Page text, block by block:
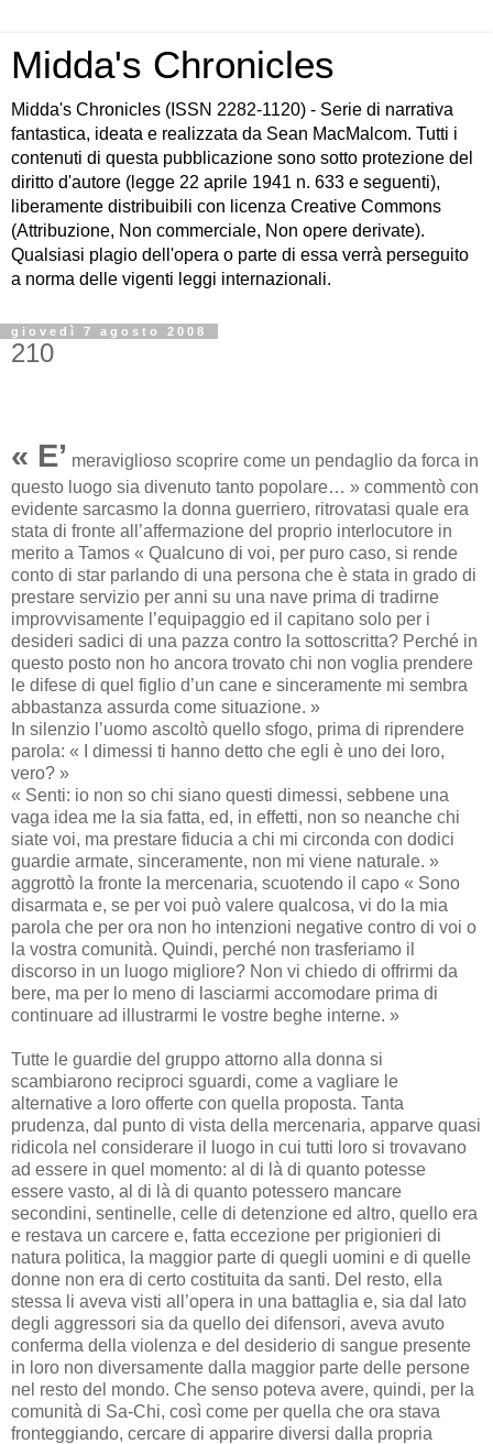
Midda's Chronicles
Midda's Chronicles (ISSN 2282-1120) - Serie di narrativa
fantastica, ideata e realizzata da Sean MacMalcom. Tutti i
contenuti di questa pubblicazione sono sotto protezione del
diritto d'autore (legge 22 aprile 1941 n. 633 e seguenti),
liberamente distribuibili con licenza Creative Commons
(Attribuzione, Non commerciale, Non opere derivate).
Qualsiasi plagio dell'opera o parte di essa verrà perseguito
a norma delle vigenti leggi internazionali.
giovedì 7 agosto 2008
210
« E’ meraviglioso scoprire come un pendaglio da forca in
questo luogo sia divenuto tanto popolare… » commentò con
evidente sarcasmo la donna guerriero, ritrovatasi quale era
stata di fronte all’affermazione del proprio interlocutore in
merito a Tamos « Qualcuno di voi, per puro caso, si rende
conto di star parlando di una persona che è stata in grado di
prestare servizio per anni su una nave prima di tradirne
improvvisamente l’equipaggio ed il capitano solo per i
desideri sadici di una pazza contro la sottoscritta? Perché in
questo posto non ho ancora trovato chi non voglia prendere
le difese di quel figlio d’un cane e sinceramente mi sembra
abbastanza assurda come situazione. »
In silenzio l’uomo ascoltò quello sfogo, prima di riprendere
parola: « I dimessi ti hanno detto che egli è uno dei loro,
vero? »
« Senti: io non so chi siano questi dimessi, sebbene una
vaga idea me la sia fatta, ed, in effetti, non so neanche chi
siate voi, ma prestare fiducia a chi mi circonda con dodici
guardie armate, sinceramente, non mi viene naturale. »
aggrottò la fronte la mercenaria, scuotendo il capo « Sono
disarmata e, se per voi può valere qualcosa, vi do la mia
parola che per ora non ho intenzioni negative contro di voi o
la vostra comunità. Quindi, perché non trasferiamo il
discorso in un luogo migliore? Non vi chiedo di offrirmi da
bere, ma per lo meno di lasciarmi accomodare prima di
continuare ad illustrarmi le vostre beghe interne. »
Tutte le guardie del gruppo attorno alla donna si
scambiarono reciproci sguardi, come a vagliare le
alternative a loro offerte con quella proposta. Tanta
prudenza, dal punto di vista della mercenaria, apparve quasi
ridicola nel considerare il luogo in cui tutti loro si trovavano
ad essere in quel momento: al di là di quanto potesse
essere vasto, al di là di quanto potessero mancare
secondini, sentinelle, celle di detenzione ed altro, quello era
e restava un carcere e, fatta eccezione per prigionieri di
natura politica, la maggior parte di quegli uomini e di quelle
donne non era di certo costituita da santi. Del resto, ella
stessa li aveva visti all’opera in una battaglia e, sia dal lato
degli aggressori sia da quello dei difensori, aveva avuto
conferma della violenza e del desiderio di sangue presente
in loro non diversamente dalla maggior parte delle persone
nel resto del mondo. Che senso poteva avere, quindi, per la
comunità di Sa-Chi, così come per quella che ora stava
fronteggiando, cercare di apparire diversi dalla propria